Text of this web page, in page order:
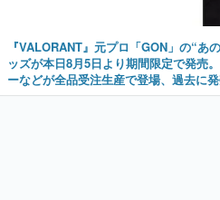
『VALORANT』元プロ「GON」の“あ
ッズが本日8月5日より期間限定で発売
ーなどが全品受注生産で登場、過去に